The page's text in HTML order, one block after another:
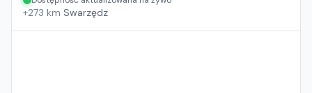
+273 km Swarzędz